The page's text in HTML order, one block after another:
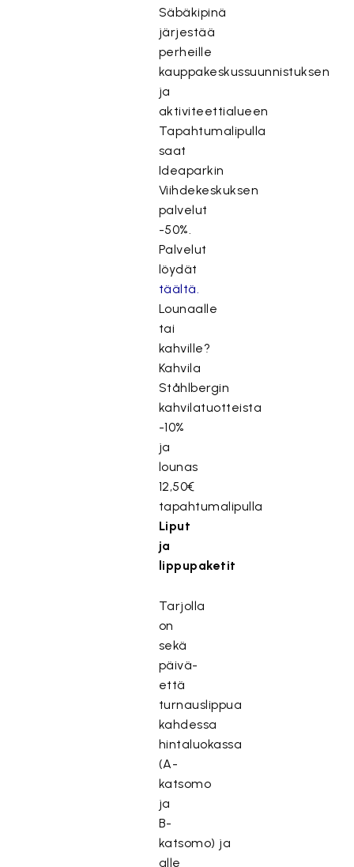
Säbäkipinä
järjestää
perheille
kauppakeskussuunnistuksen
ja
aktiviteettialueen
Tapahtumalipulla
saat
Ideaparkin
Viihdekeskuksen
palvelut
-50%.
Palvelut
löydät
täältä.
Lounaalle
tai
kahville?
Kahvila
Ståhlbergin
kahvilatuotteista
-10%
ja
lounas
12,50€
tapahtumalipulla
Liput
ja
lippupaketit
Tarjolla
on
sekä
päivä-
että
turnauslippua
kahdessa
hintaluokassa
(A-
katsomo
ja
B-
katsomo) ja
alle